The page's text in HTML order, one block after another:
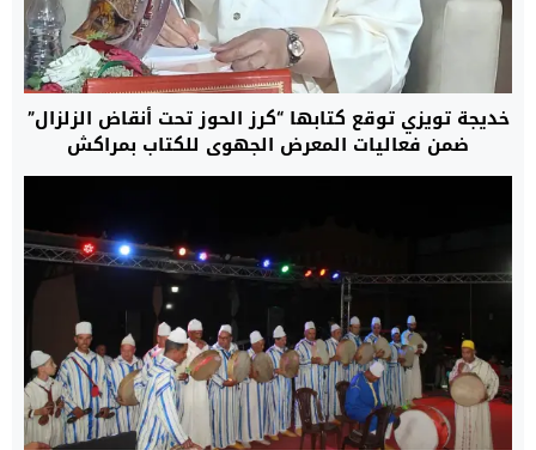
خديجة تويزي توقع كتابها “كرز الحوز تحت أنقاض الزلزال”
ضمن فعاليات المعرض الجهوي للكتاب بمراكش